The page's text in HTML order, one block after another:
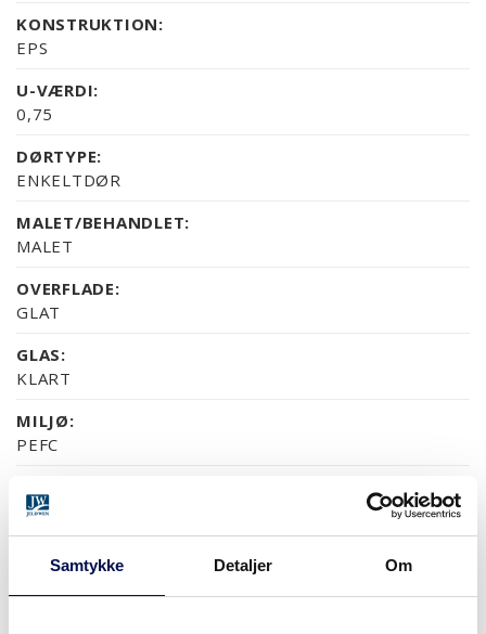
Samtykke Detaljer Om
KONSTRUKTION:
EPS
U-VÆRDI:
0,75
DØRTYPE:
ENKELTDØR
MALET/BEHANDLET:
MALET
OVERFLADE:
GLAT
GLAS:
KLART
MILJØ:
PEFC
5 ÅRS PRODUKTGARANTI